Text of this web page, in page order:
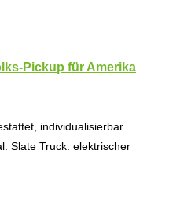
Pickup für Amerika
individualisierbar.
Slate Truck: elektrischer